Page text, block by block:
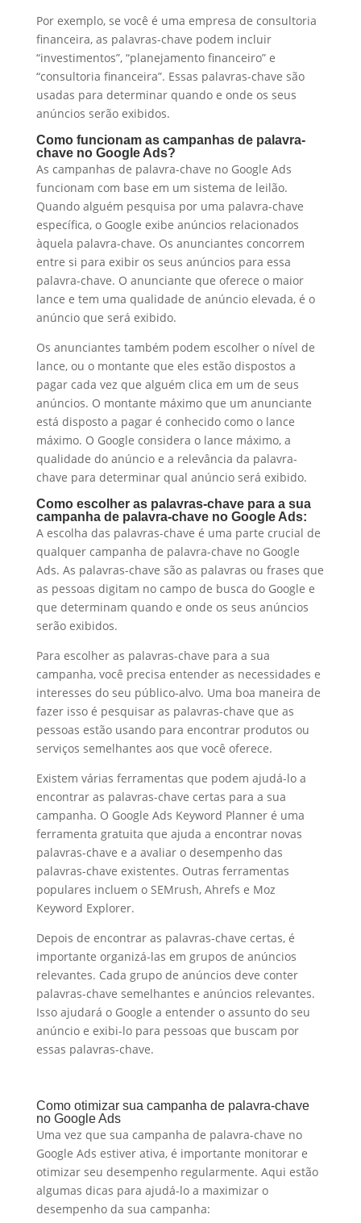
Por exemplo, se você é uma empresa de consultoria
financeira, as palavras-chave podem incluir
“investimentos”, “planejamento financeiro” e
“consultoria financeira”. Essas palavras-chave são
usadas para determinar quando e onde os seus
anúncios serão exibidos.
Como funcionam as campanhas de palavra-
chave no Google Ads?
As campanhas de palavra-chave no Google Ads
funcionam com base em um sistema de leilão.
Quando alguém pesquisa por uma palavra-chave
específica, o Google exibe anúncios relacionados
àquela palavra-chave. Os anunciantes concorrem
entre si para exibir os seus anúncios para essa
palavra-chave. O anunciante que oferece o maior
lance e tem uma qualidade de anúncio elevada, é o
anúncio que será exibido.
Os anunciantes também podem escolher o nível de
lance, ou o montante que eles estão dispostos a
pagar cada vez que alguém clica em um de seus
anúncios. O montante máximo que um anunciante
está disposto a pagar é conhecido como o lance
máximo. O Google considera o lance máximo, a
qualidade do anúncio e a relevância da palavra-
chave para determinar qual anúncio será exibido.
Como escolher as palavras-chave para a sua
campanha de palavra-chave no Google Ads:
A escolha das palavras-chave é uma parte crucial de
qualquer campanha de palavra-chave no Google
Ads. As palavras-chave são as palavras ou frases que
as pessoas digitam no campo de busca do Google e
que determinam quando e onde os seus anúncios
serão exibidos.
Para escolher as palavras-chave para a sua
campanha, você precisa entender as necessidades e
interesses do seu público-alvo. Uma boa maneira de
fazer isso é pesquisar as palavras-chave que as
pessoas estão usando para encontrar produtos ou
serviços semelhantes aos que você oferece.
Existem várias ferramentas que podem ajudá-lo a
encontrar as palavras-chave certas para a sua
campanha. O Google Ads Keyword Planner é uma
ferramenta gratuita que ajuda a encontrar novas
palavras-chave e a avaliar o desempenho das
palavras-chave existentes. Outras ferramentas
populares incluem o SEMrush, Ahrefs e Moz
Keyword Explorer.
Depois de encontrar as palavras-chave certas, é
importante organizá-las em grupos de anúncios
relevantes. Cada grupo de anúncios deve conter
palavras-chave semelhantes e anúncios relevantes.
Isso ajudará o Google a entender o assunto do seu
anúncio e exibi-lo para pessoas que buscam por
essas palavras-chave.
Como otimizar sua campanha de palavra-chave
no Google Ads
Uma vez que sua campanha de palavra-chave no
Google Ads estiver ativa, é importante monitorar e
otimizar seu desempenho regularmente. Aqui estão
algumas dicas para ajudá-lo a maximizar o
desempenho da sua campanha: